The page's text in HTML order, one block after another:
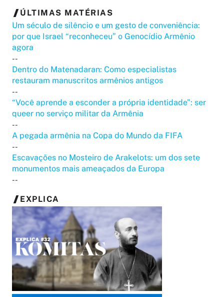
ÚLTIMAS MATÉRIAS
Um século de silêncio e um gesto de conveniência:
por que Israel “reconheceu” o Genocídio Armênio
agora
--
Dentro do Matenadaran: Como especialistas
restauram manuscritos armênios antigos
--
“Você aprende a esconder a própria identidade”: ser
queer no serviço militar da Armênia
--
A pegada armênia na Copa do Mundo da FIFA
--
Escavações no Mosteiro de Arakelots: um dos sete
monumentos mais ameaçados da Europa
--
EXPLICA